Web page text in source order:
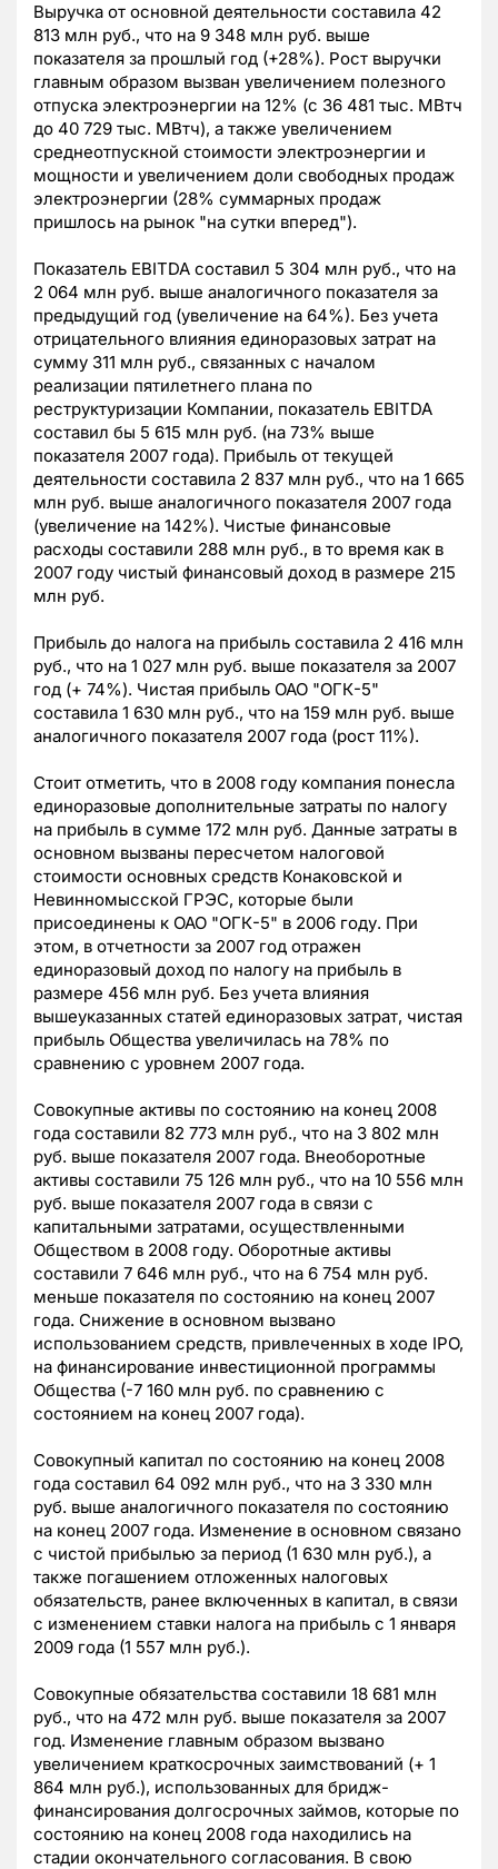
Выручка от основной деятельности составила 42
813 млн руб., что на 9 348 млн руб. выше
показателя за прошлый год (+28%). Рост выручки
главным образом вызван увеличением полезного
отпуска электроэнергии на 12% (с 36 481 тыс. МВтч
до 40 729 тыс. МВтч), а также увеличением
среднеотпускной стоимости электроэнергии и
мощности и увеличением доли свободных продаж
электроэнергии (28% суммарных продаж
пришлось на рынок "на сутки вперед").
Показатель EBITDA составил 5 304 млн руб., что на
2 064 млн руб. выше аналогичного показателя за
предыдущий год (увеличение на 64%). Без учета
отрицательного влияния единоразовых затрат на
сумму 311 млн руб., связанных с началом
реализации пятилетнего плана по
реструктуризации Компании, показатель EBITDA
составил бы 5 615 млн руб. (на 73% выше
показателя 2007 года). Прибыль от текущей
деятельности составила 2 837 млн руб., что на 1 665
млн руб. выше аналогичного показателя 2007 года
(увеличение на 142%). Чистые финансовые
расходы составили 288 млн руб., в то время как в
2007 году чистый финансовый доход в размере 215
млн руб.
Прибыль до налога на прибыль составила 2 416 млн
руб., что на 1 027 млн руб. выше показателя за 2007
год (+ 74%). Чистая прибыль ОАО "ОГК-5"
составила 1 630 млн руб., что на 159 млн руб. выше
аналогичного показателя 2007 года (рост 11%).
Стоит отметить, что в 2008 году компания понесла
единоразовые дополнительные затраты по налогу
на прибыль в сумме 172 млн руб. Данные затраты в
основном вызваны пересчетом налоговой
стоимости основных средств Конаковской и
Невинномысской ГРЭС, которые были
присоединены к ОАО "ОГК-5" в 2006 году. При
этом, в отчетности за 2007 год отражен
единоразовый доход по налогу на прибыль в
размере 456 млн руб. Без учета влияния
вышеуказанных статей единоразовых затрат, чистая
прибыль Общества увеличилась на 78% по
сравнению с уровнем 2007 года.
Совокупные активы по состоянию на конец 2008
года составили 82 773 млн руб., что на 3 802 млн
руб. выше показателя 2007 года. Внеоборотные
активы составили 75 126 млн руб., что на 10 556 млн
руб. выше показателя 2007 года в связи с
капитальными затратами, осуществленными
Обществом в 2008 году. Оборотные активы
составили 7 646 млн руб., что на 6 754 млн руб.
меньше показателя по состоянию на конец 2007
года. Снижение в основном вызвано
использованием средств, привлеченных в ходе IPO,
на финансирование инвестиционной программы
Общества (-7 160 млн руб. по сравнению с
состоянием на конец 2007 года).
Совокупный капитал по состоянию на конец 2008
года составил 64 092 млн руб., что на 3 330 млн
руб. выше аналогичного показателя по состоянию
на конец 2007 года. Изменение в основном связано
с чистой прибылью за период (1 630 млн руб.), а
также погашением отложенных налоговых
обязательств, ранее включенных в капитал, в связи
с изменением ставки налога на прибыль с 1 января
2009 года (1 557 млн руб.).
Совокупные обязательства составили 18 681 млн
руб., что на 472 млн руб. выше показателя за 2007
год. Изменение главным образом вызвано
увеличением краткосрочных заимствований (+ 1
864 млн руб.), использованных для бридж-
финансирования долгосрочных займов, которые по
состоянию на конец 2008 года находились на
стадии окончательного согласования. В свою